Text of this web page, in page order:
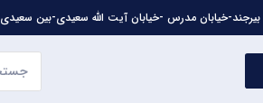
بیرجند-خیابان مدرس -خیابان آیت الله سعیدی-بین سعیدی3 و 5